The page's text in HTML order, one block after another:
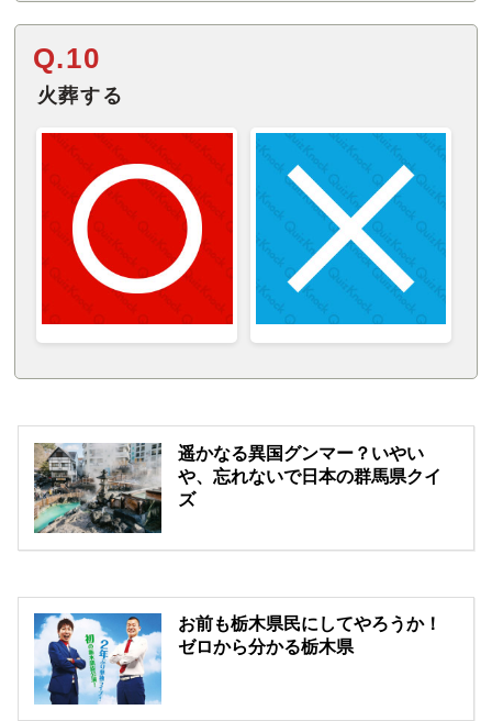
Q.10
火葬する
遥かなる異国グンマー？いやい
や、忘れないで日本の群馬県クイ
ズ
お前も栃木県民にしてやろうか！
ゼロから分かる栃木県